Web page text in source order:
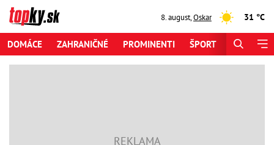
8. august,Oskar 31 °C
DOMÁCE ZAHRANIČNÉ PROMINENTI ŠPORT